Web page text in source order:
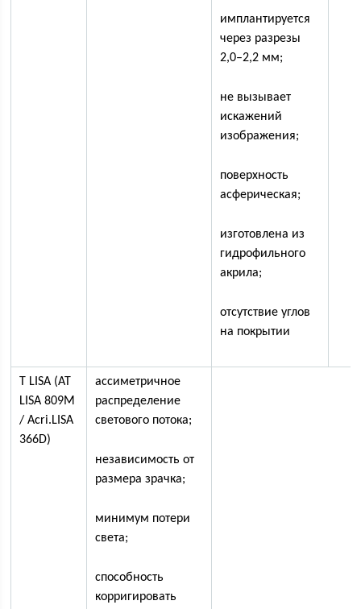
имплантируется
через разрезы
2,0–2,2 мм;
не вызывает
искажений
изображения;
поверхность
асферическая;
изготовлена из
гидрофильного
акрила;
отсутствие углов
на покрытии
T LISA (AT
LISA 809M
/ Acri.LISA
366D)
ассиметричное
распределение
светового потока;
независимость от
размера зрачка;
минимум потери
света;
способность
корригировать